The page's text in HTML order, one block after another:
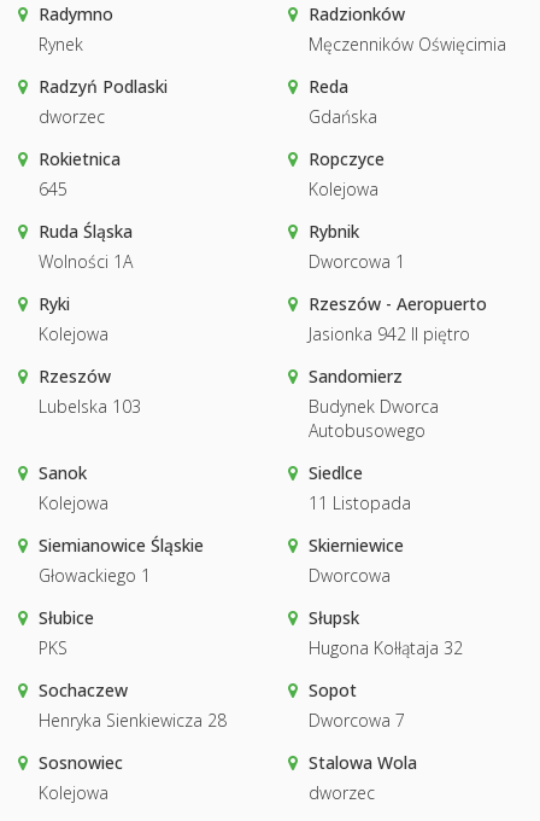
Radymno
Rynek
Radzionków
Męczenników Oświęcimia
Radzyń Podlaski
dworzec
Reda
Gdańska
Rokietnica
645
Ropczyce
Kolejowa
Ruda Śląska
Wolności 1A
Rybnik
Dworcowa 1
Ryki
Kolejowa
Rzeszów - Aeropuerto
Jasionka 942 II piętro
Rzeszów
Lubelska 103
Sandomierz
Budynek Dworca
Autobusowego
Sanok
Kolejowa
Siedlce
11 Listopada
Siemianowice Śląskie
Głowackiego 1
Skierniewice
Dworcowa
Słubice
PKS
Słupsk
Hugona Kołłątaja 32
Sochaczew
Henryka Sienkiewicza 28
Sopot
Dworcowa 7
Sosnowiec
Kolejowa
Stalowa Wola
dworzec